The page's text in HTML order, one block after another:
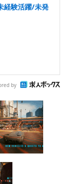
経験活躍/未発
by